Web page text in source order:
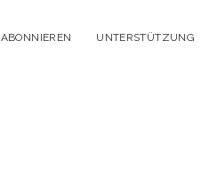
ABONNIEREN UNTERSTÜTZUNG